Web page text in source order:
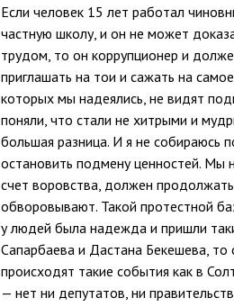
Если человек 15 лет работал
частную школу, и он не может
трудом, то он коррупционер и
приглашать на тои и сажать на
которых мы надеялись, не видят
поняли, что стали не хитрыми и
большая разница. И я не
остановить подмену ценностей. Мы
счет воровства, должен
обворовывают. Такой протестной
у людей была надежда и пришли
Сапарбаева и Дастана Бекешева, то
происходят такие события как в
— нет ни депутатов, ни